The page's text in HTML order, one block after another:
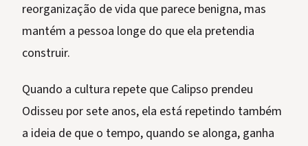
reorganização de vida que parece benigna, mas
mantém a pessoa longe do que ela pretendia
construir.
Quando a cultura repete que Calipso prendeu
Odisseu por sete anos, ela está repetindo também
a ideia de que o tempo, quando se alonga, ganha